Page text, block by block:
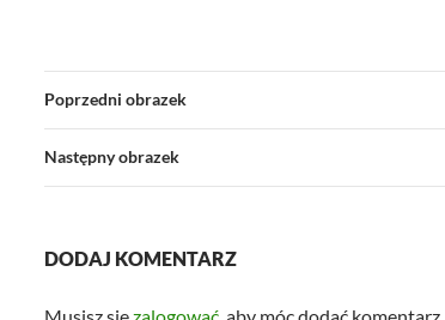
Poprzedni obrazek
Następny obrazek
DODAJ KOMENTARZ